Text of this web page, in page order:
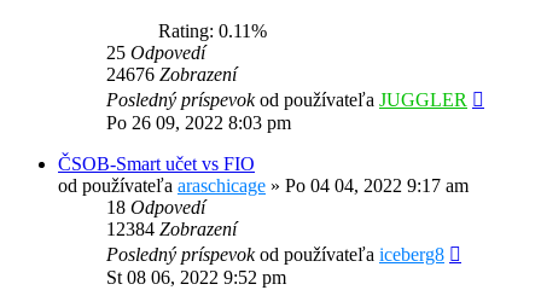
Rating: 0.11%
25 Odpovedí
24676 Zobrazení
Posledný príspevokod používateľa JUGGLER
Po 26 09, 2022 8:03 pm
ČSOB-Smart učet vs FIO
od používateľa araschicage » Po 04 04, 2022 9:17 am
18 Odpovedí
12384 Zobrazení
Posledný príspevokod používateľa iceberg8
St 08 06, 2022 9:52 pm